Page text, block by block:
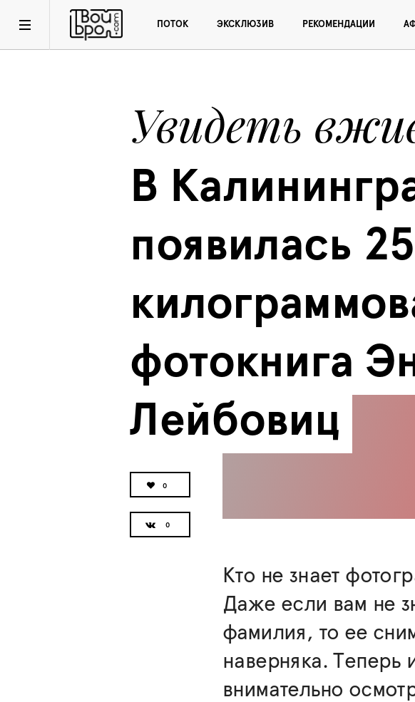
ПОТОК ЭКСКЛЮЗИВ РЕКОМЕНДАЦИИ
Увидеть
В
появилась
фотокнига
Лейбовиц
0
Кто не знает
Даже если вам не
фамилия, то ее
наверняка. Теперь
внимательно